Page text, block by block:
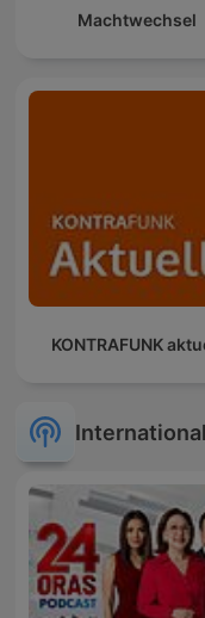
Machtwechsel
KONTRAFUNK